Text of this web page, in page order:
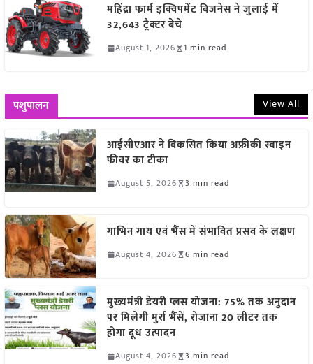
महिंद्रा फार्म इक्विपमेंट बिजनेस ने जुलाई में
32,643 ट्रैक्टर बेचे
August 1, 2026 1 min read
पशुपालन View All
आईसीएआर ने विकसित किया अफ्रीकी स्वाइन
फीवर का टीका
August 5, 2026 3 min read
गाभिन गाय एवं भैंस में संभावित प्रसव के लक्षण
August 4, 2026 6 min read
मुख्यमंत्री डेयरी प्लस योजना: 75% तक अनुदान
पर मिलेंगी मुर्रा भैंसें, रोजाना 20 लीटर तक
होगा दूध उत्पादन
August 4, 2026 3 min read